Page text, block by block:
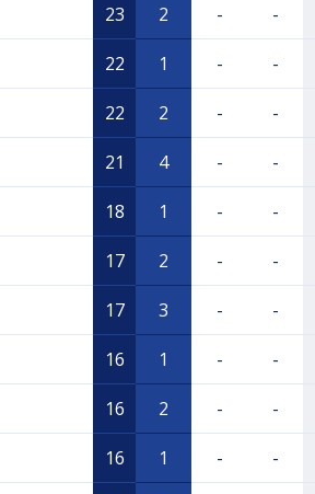
23 2 - -
22 1 - -
22 2 - -
21 4 - -
18 1 - -
17 2 - -
17 3 - -
16 1 - -
16 2 - -
16 1 - -